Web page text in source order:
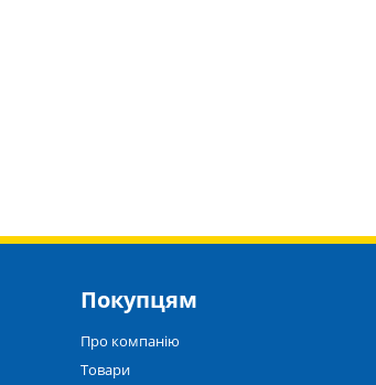
Покупцям
Про компанію
Товари